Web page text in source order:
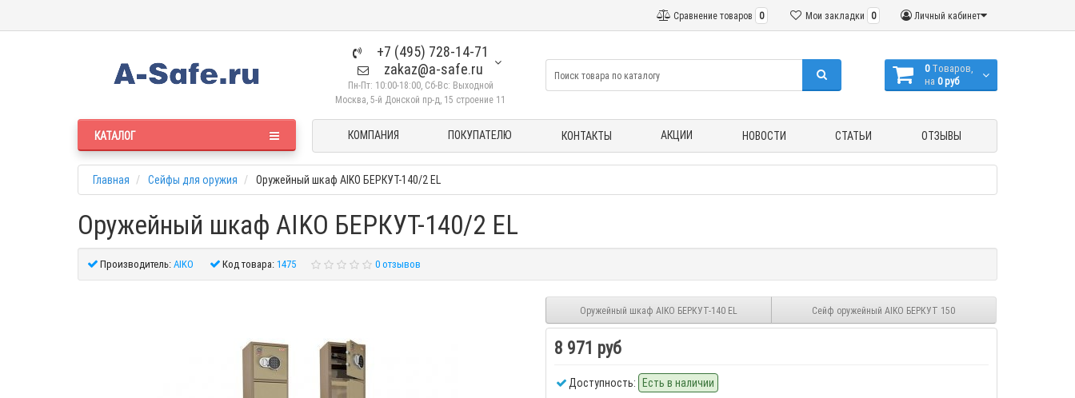
Личный кабинет
Мои закладки 0
Сравнение товаров 0
+7 (495) 728-14-71
zakaz@a-safe.ru
Пн-Пт: 10:00-18:00, Сб-Вс: Выходной
Москва, 5-й Донской пр-д, 15 строение 11
0 Tоваров,
на 0 руб
КАТАЛОГ КОМПАНИЯ ПОКУПАТЕЛЮ КОНТАКТЫ АКЦИИ НОВОСТИ СТАТЬИ ОТЗЫВЫ
Главная Сейфы для оружия Оружейный шкаф AIKO БЕРКУТ-140/2 EL
Оружейный шкаф AIKO БЕРКУТ-140/2 EL
Производитель:AIKO Код товара:1475 0 отзывов
Оружейный шкаф AIKO БЕРКУТ-140 EL Сейф оружейный AIKO БЕРКУТ 150
8 971 руб
Доступность: Есть в наличии